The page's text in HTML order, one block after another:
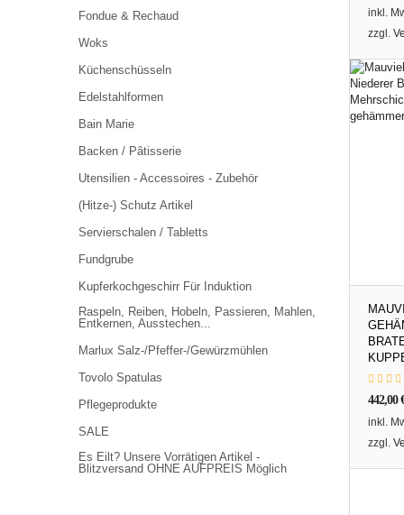
inkl.
zzgl.
442,00
inkl.
zzgl.
Fondue & Rechaud
Woks
Küchenschüsseln
Edelstahlformen
Bain Marie
Backen / Pâtisserie
Utensilien - Accessoires - Zubehör
(Hitze-) Schutz Artikel
Servierschalen / Tabletts
Fundgrube
Kupferkochgeschirr Für Induktion
Raspeln, Reiben, Hobeln, Passieren, Mahlen,
Entkernen, Ausstechen...
Marlux Salz-/Pfeffer-/Gewürzmühlen
Tovolo Spatulas
Pflegeprodukte
SALE
Es Eilt? Unsere Vorrätigen Artikel -
Blitzversand OHNE AUFPREIS Möglich